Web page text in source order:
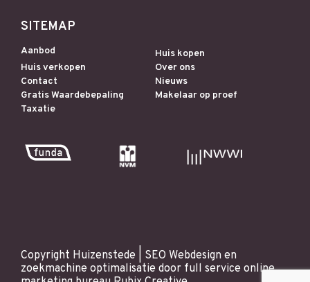
SITEMAP
Aanbod
Huis kopen
Huis verkopen
Over ons
Contact
Nieuws
Gratis Waardebepaling
Makelaar op proef
Taxatie
Copyright Huizenstede | SEO Webdesign en
zoekmachine optimalisatie door full service online